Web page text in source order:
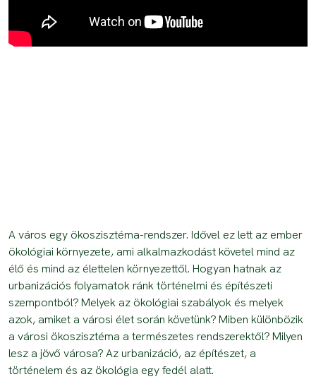
A város egy ökoszisztéma-rendszer. Idővel ez lett az ember
ökológiai környezete, ami alkalmazkodást követel mind az
élő és mind az élettelen környezettől. Hogyan hatnak az
urbanizációs folyamatok ránk történelmi és építészeti
szempontból? Melyek az ökológiai szabályok és melyek
azok, amiket a városi élet során követünk? Miben különbözik
a városi ökoszisztéma a természetes rendszerektől? Milyen
lesz a jövő városa? Az urbanizáció, az építészet, a
történelem és az ökológia egy fedél alatt.